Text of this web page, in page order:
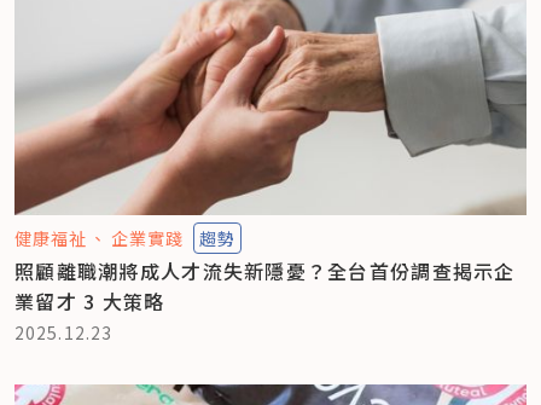
健康福祉 企業實踐 趨勢
照顧離職潮將成人才流失新隱憂？全台首份調查揭示企
業留才 3 大策略
2025.12.23